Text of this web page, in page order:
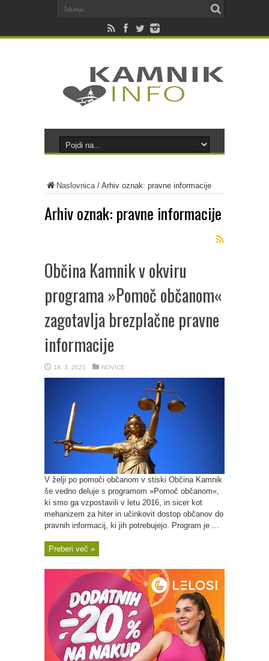
Naslovnica/ Arhiv oznak: pravne informacije
Arhiv oznak: pravne informacije
Občina Kamnik v okviru
programa »Pomoč občanom«
zagotavlja brezplačne pravne
informacije
18. 3. 2021 NOVICE
V želji po pomoči občanom v stiski Občina Kamnik
še vedno deluje s programom »Pomoč občanom«,
ki smo ga vzpostavili v letu 2016, in sicer kot
mehanizem za hiter in učinkovit dostop občanov do
pravnih informacij, ki jih potrebujejo. Program je ...
Preberi več »